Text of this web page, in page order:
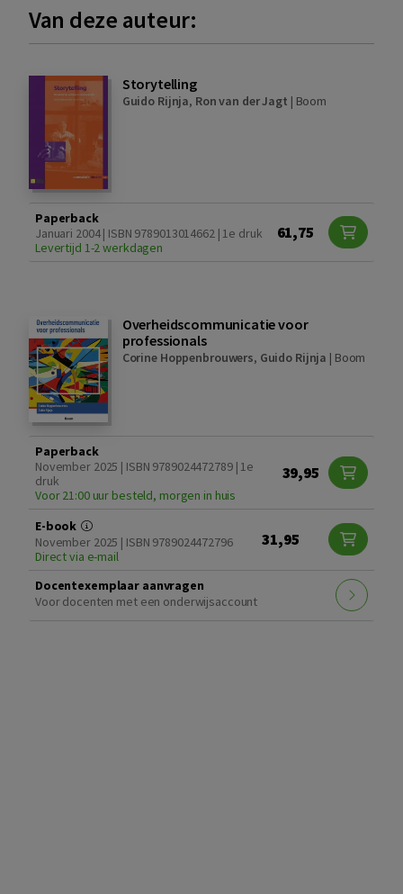
Van deze auteur:
Storytelling
Guido Rijnja, Ron van der Jagt | Boom
Paperback
Januari 2004 | ISBN 9789013014662 | 1e druk
Levertijd 1-2 werkdagen
61,75
Overheidscommunicatie voor
professionals
Corine Hoppenbrouwers, Guido Rijnja | Boom
Paperback
November 2025 | ISBN 9789024472789 | 1e
druk
Voor 21:00 uur besteld, morgen in huis
39,95
E-book
November 2025 | ISBN 9789024472796
Direct via e-mail
31,95
Docentexemplaar aanvragen
Voor docenten met een onderwijsaccount